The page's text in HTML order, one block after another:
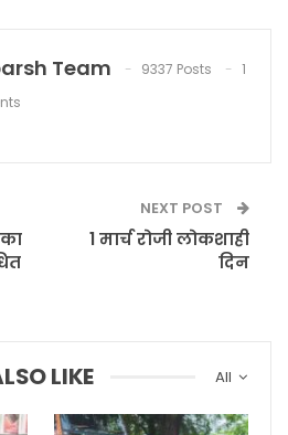
Team 9337 Posts
1
NEXT POST
1 मार्च रोजी लोकशाही
दिन
All
LIKE